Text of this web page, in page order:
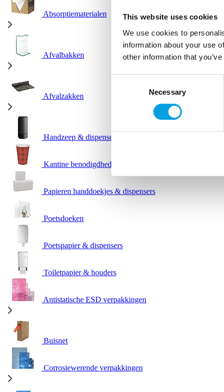
This website uses cookies
We use cookies to
information about your use
other information that
Necessary
Absorptiematerialen
Afvalbakken
Afvalzakken
Handzeep & dispensers
Kantine benodigdheden
Papieren handdoekjes & dispensers
Poetsdoeken
Poetspapier & dispensers
Toiletpapier & houders
Antistatische ESD verpakkingen
Buisnet
Corrosiewerende verpakkingen